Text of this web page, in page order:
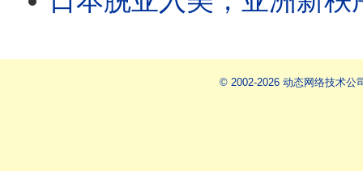
© 2002-2026 动态网络技术公